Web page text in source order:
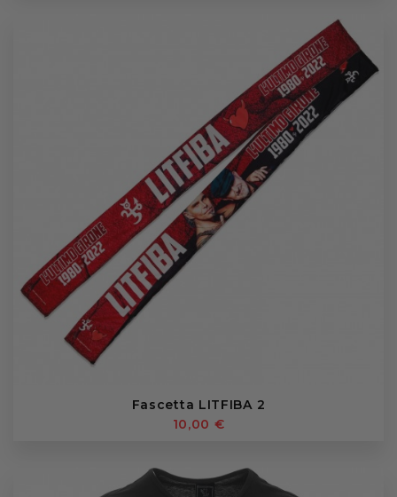
Fascetta LITFIBA 2
10,00 €